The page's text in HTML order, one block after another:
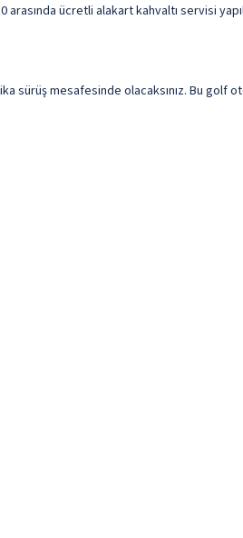
ücretli alakart kahvaltı servisi
sürüş mesafesinde olacaksınız. Bu